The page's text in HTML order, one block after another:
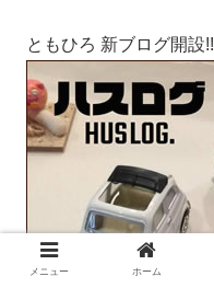
ともひろ 新ブログ開設!!
メニュー ホーム